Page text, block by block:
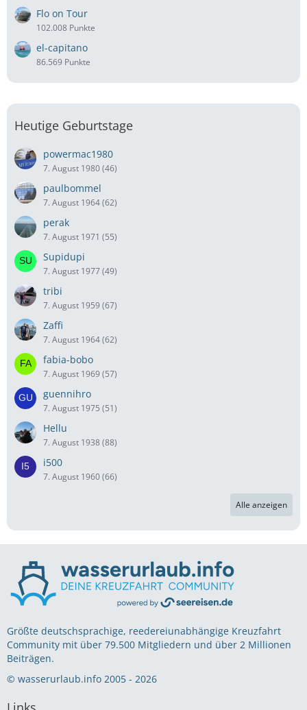
Flo on Tour
102.008 Punkte
el-capitano
86.569 Punkte
Heutige Geburtstage
powermac1980
7. August 1980 (46)
paulbommel
7. August 1964 (62)
perak
7. August 1971 (55)
Supidupi
7. August 1977 (49)
tribi
7. August 1959 (67)
Zaffi
7. August 1964 (62)
fabia-bobo
7. August 1969 (57)
guennihro
7. August 1975 (51)
Hellu
7. August 1938 (88)
i500
7. August 1960 (66)
Alle anzeigen
Größte deutschsprachige, reedereiunabhängige Kreuzfahrt
Community mit über 79.500 Mitgliedern und über 2 Millionen
Beiträgen.
© wasserurlaub.info 2005 - 2026